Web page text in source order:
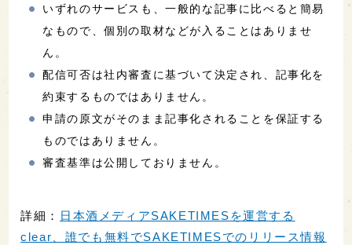
いずれのサービスも、一般的な記事に比べると簡易
なもので、個別の取材などが入ることはありませ
ん。
配信可否は社内審査に基づいて決定され、記事化を
約束するものではありません。
申請の原文がそのまま記事化されることを保証する
ものではありません。
審査基準は公開しておりません。
詳細： 日本酒メディアSAKETIMESを運営する
clear、誰でも無料でSAKETIMESでのリリース情報